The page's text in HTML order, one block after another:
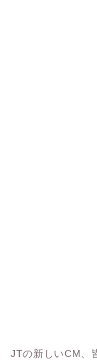
JTの新しいCM、